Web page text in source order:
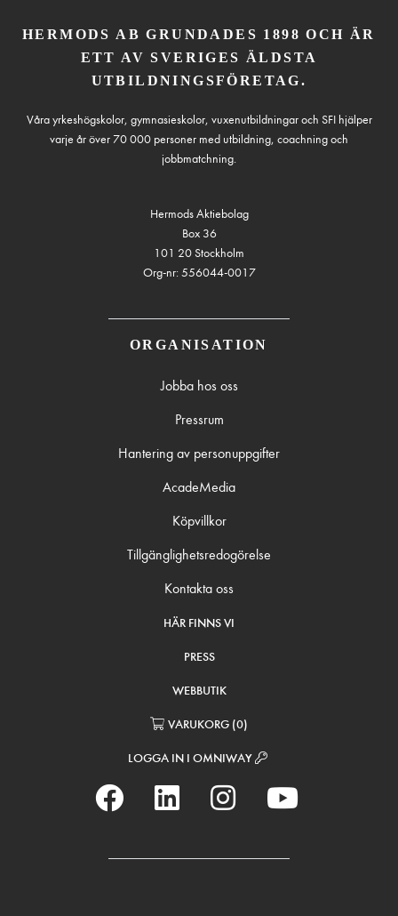
HERMODS AB GRUNDADES 1898 OCH ÄR
ETT AV SVERIGES ÄLDSTA
UTBILDNINGSFÖRETAG.
Våra yrkeshögskolor, gymnasieskolor, vuxenutbildningar och SFI hjälper
varje år över 70 000 personer med utbildning, coachning och
jobbmatchning.
Hermods Aktiebolag
Box 36
101 20 Stockholm
Org-nr: 556044-0017
ORGANISATION
Jobba hos oss
Pressrum
Hantering av personuppgifter
AcadeMedia
Köpvillkor
Tillgänglighetsredogörelse
Kontakta oss
HÄR FINNS VI
PRESS
WEBBUTIK
VARUKORG (0)
LOGGA IN I OMNIWAY